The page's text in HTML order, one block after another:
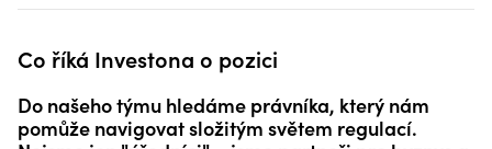
Co říká Investona o pozici
Do našeho týmu hledáme právníka, který nám
pomůže navigovat složitým světem regulací.